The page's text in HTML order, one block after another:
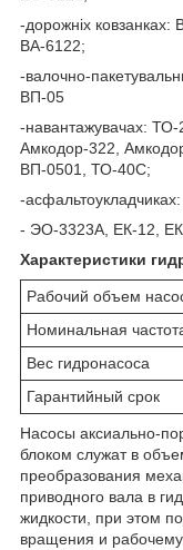
-дорожніх
ВА-6122;
-валочно-
ВП-05
-навантажувачах:
Амкодор-322,
ВП-0501, ТО-40С;
-
- ЭО-3323А, ЕК-12,
Характеристики
Рабочий объем
Номинальная
Вес гидронасоса
Гарантийный срок
Насосы аксиально-
блоком служат в
преобразования
приводного вала в
жидкости, при этом
вращения и